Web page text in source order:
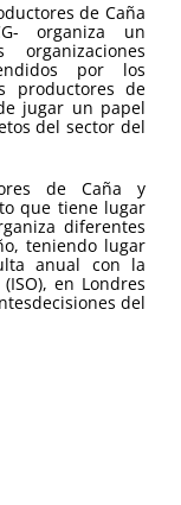
de Caña
organiza un
por los
productores de
jugar un papel
del sector del
de Caña y
que tiene lugar
diferentes
teniendo lugar
anual con la
en Londres
del